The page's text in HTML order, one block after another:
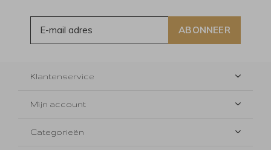
ABONNEER
Klantenservice
Mijn account
Categorieën